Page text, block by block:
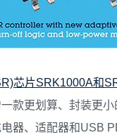
芯片SRK1000A和
款更划算、封装更
器、适配器和USB